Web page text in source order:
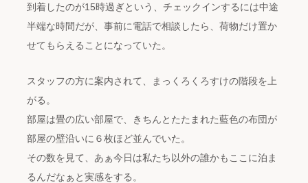
到着したのが15時過ぎという、チェックインするには中途
半端な時間だが、事前に電話で相談したら、荷物だけ置か
せてもらえることになっていた。
スタッフの方に案内されて、まっくろくろすけの階段を上
がる。
部屋は畳の広い部屋で、きちんとたたまれた藍色の布団が
部屋の壁沿いに６枚ほど並んでいた。
その数を見て、あぁ今日は私たち以外の誰かもここに泊ま
るんだなぁと実感をする。